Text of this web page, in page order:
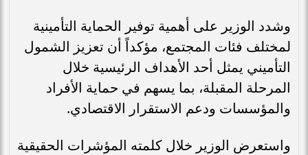
وشدد الوزير على أهمية توفير الحماية التأمينية
لمختلف فئات المجتمع، مؤكداً أن تعزيز الشمول
التأميني يمثل أحد الأهداف الرئيسية خلال
المرحلة المقبلة، بما يسهم في حماية الأفراد
والمؤسسات ودعم الاستقرار الاقتصادي.
واستعرض الوزير خلال كلمته المؤشرات الحقيقية